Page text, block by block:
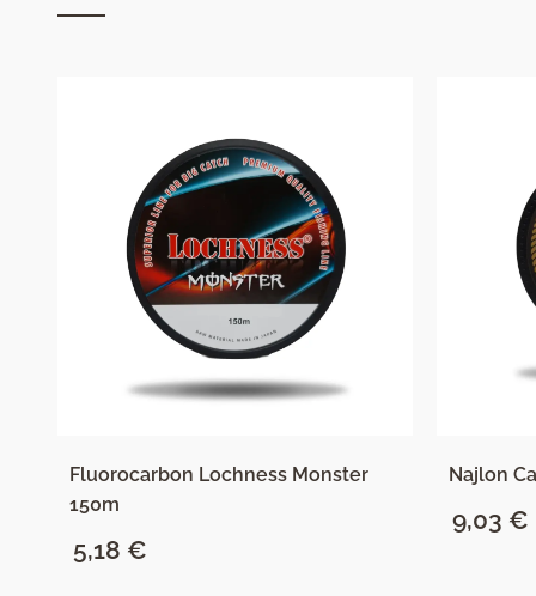
Fluorocarbon Lochness Monster
150m
5,18 €
Najlon
9,03 €